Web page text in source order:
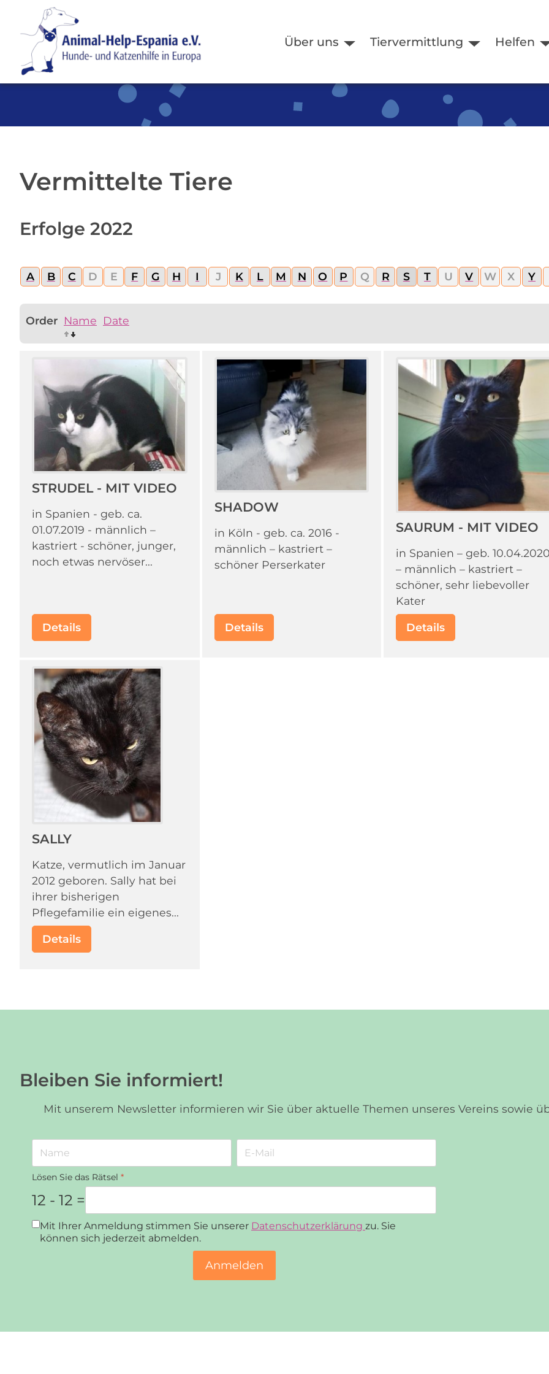
SKIP TO MAIN CONTENT
Über uns Tiervermittlung Helfen
Vermittelte Tiere
Erfolge 2022
A B C D E F G H I J K L M N O P Q R S T U V W X Y
Order Name Date
STRUDEL - MIT VIDEO
in Spanien - geb. ca.
01.07.2019 - männlich –
kastriert - schöner, junger,
noch etwas nervöser...
Details
SHADOW
in Köln - geb. ca. 2016 -
männlich – kastriert –
schöner Perserkater
Details
SAURUM - MIT VIDEO
in Spanien – geb.
– männlich – kastriert –
schöner, sehr liebevoller
Kater
Details
SALLY
Katze, vermutlich im Januar
2012 geboren. Sally hat bei
ihrer bisherigen
Pflegefamilie ein eigenes...
Details
Bleiben Sie informiert!
Mit unserem Newsletter informieren wir Sie über aktuelle Themen unseres Vereins sowie
Lösen Sie das Rätsel *
12 - 12 =
Datenschutz*
Mit Ihrer Anmeldung stimmen Sie unserer Datenschutzerklärung zu. Sie
können sich jederzeit abmelden.
Anmelden